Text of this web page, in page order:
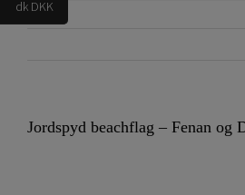
Jordspyd beachflag – Fenan og
dk DKK